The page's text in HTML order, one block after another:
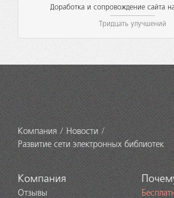
Доработка и сопровождение сайта
Тридцать улучшений
Компания
Новости
Развитие сети электронных библиотек
Компания
Отзывы